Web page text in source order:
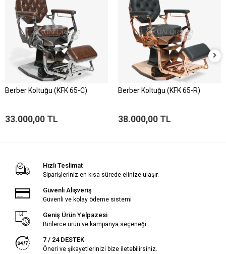
Berber Koltuğu (KFK 65-C)
33.000,00 TL
Berber Koltuğu (KFK 65-R)
38.000,00 TL
Hızlı Teslimat
Siparişleriniz en kısa sürede elinize ulaşır.
Güvenli Alışveriş
Güvenli ve kolay ödeme sistemi
Geniş Ürün Yelpazesi
Binlerce ürün ve kampanya seçeneği
7 / 24 DESTEK
Öneri ve şikayetlerinizi bize iletebilirsiniz.